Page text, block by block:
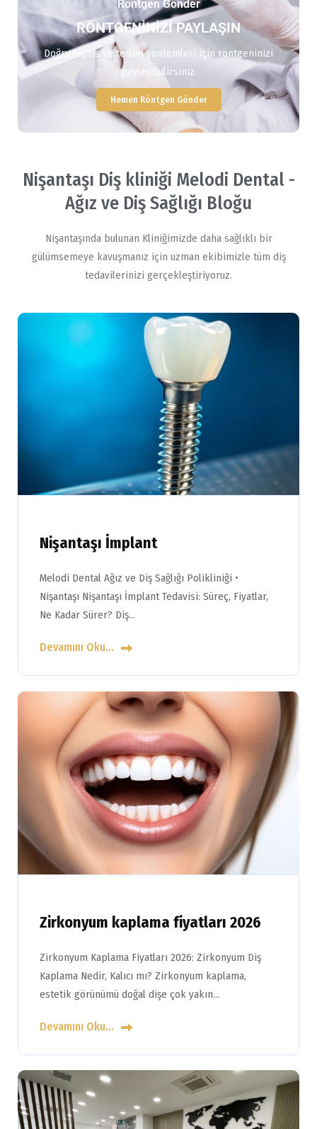
Röntgen Gönder
RÖNTGENİNİZİ PAYLAŞIN
Doğru teşhis ve tedavi yöntemleri için röntgeninizi
paylaşabilirsiniz.
Hemen Röntgen Gönder
Nişantaşı Diş kliniği Melodi Dental -
Ağız ve Diş Sağlığı Bloğu
Nişantaşında bulunan Kliniğimizde daha sağlıklı bir
gülümsemeye kavuşmanız için uzman ekibimizle tüm diş
tedavilerinizi gerçekleştiriyoruz.
Nişantaşı İmplant
Melodi Dental Ağız ve Diş Sağlığı Polikliniği •
Nişantaşı Nişantaşı İmplant Tedavisi: Süreç, Fiyatlar,
Ne Kadar Sürer? Diş…
Devamını Oku...
Zirkonyum kaplama fiyatları 2026
Zirkonyum Kaplama Fiyatları 2026: Zirkonyum Diş
Kaplama Nedir, Kalıcı mı? Zirkonyum kaplama,
estetik görünümü doğal dişe çok yakın…
Devamını Oku...